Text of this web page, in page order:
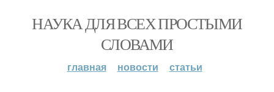
НАУКА ДЛЯ ВСЕХ ПРОСТЫМИ
СЛОВАМИ
главная новости статьи